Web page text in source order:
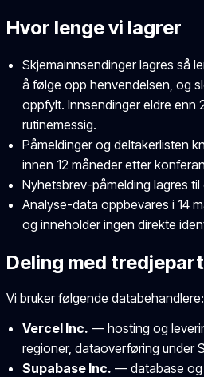
Hvor lenge vi lagrer
Skjemainnsendinger lagres så
å følge opp henvendelsen, og
oppfylt. Innsendinger eldre enn
rutinemessig.
Påmeldinger og deltakerlisten
innen 12 måneder etter
Nyhetsbrev-påmelding lagres til
Analyse-data oppbevares i 14
og inneholder ingen direkte
Deling med
Vi bruker følgende databehandlere:
Vercel Inc. — hosting og
regioner, dataoverføring under
Supabase Inc. — database og